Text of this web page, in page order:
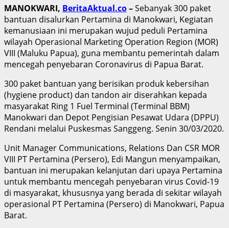
MANOKWARI, BeritaAktual.co–Sebanyak 300 paket
bantuan disalurkan Pertamina di Manokwari, Kegiatan
kemanusiaan ini merupakan wujud peduli Pertamina
wilayah Operasional Marketing Operation Region (MOR)
VIII (Maluku Papua), guna membantu pemerintah dalam
mencegah penyebaran Coronavirus di Papua Barat.
300 paket bantuan yang berisikan produk kebersihan
(hygiene product) dan tandon air diserahkan kepada
masyarakat Ring 1 Fuel Terminal (Terminal BBM)
Manokwari dan Depot Pengisian Pesawat Udara (DPPU)
Rendani melalui Puskesmas Sanggeng. Senin 30/03/2020.
Unit Manager Communications, Relations Dan CSR MOR
VIII PT Pertamina (Persero), Edi Mangun menyampaikan,
bantuan ini merupakan kelanjutan dari upaya Pertamina
untuk membantu mencegah penyebaran virus Covid-19
di masyarakat, khususnya yang berada di sekitar wilayah
operasional PT Pertamina (Persero) di Manokwari, Papua
Barat.